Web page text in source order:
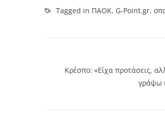
Tagged in ΠΑΟΚ, G-Point.gr,
Κρέσπο: «Είχα προτάσεις,
γράψω